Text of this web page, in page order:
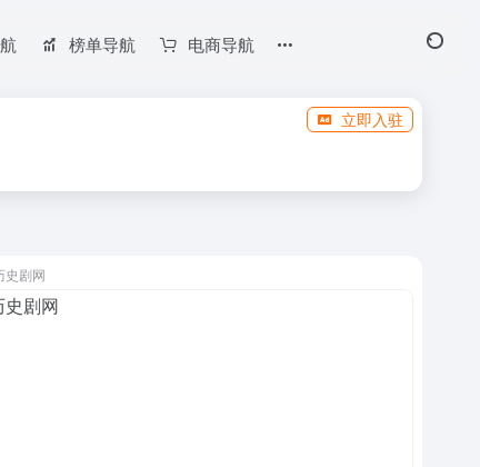
榜单导航 电商导航
立即入驻
史剧网